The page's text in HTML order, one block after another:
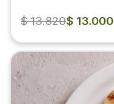
$ 13.820$ 13.000